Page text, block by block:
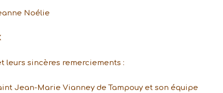
Noélie
sincères remerciements :
Jean-Marie Vianney de Tampouy et son équipe